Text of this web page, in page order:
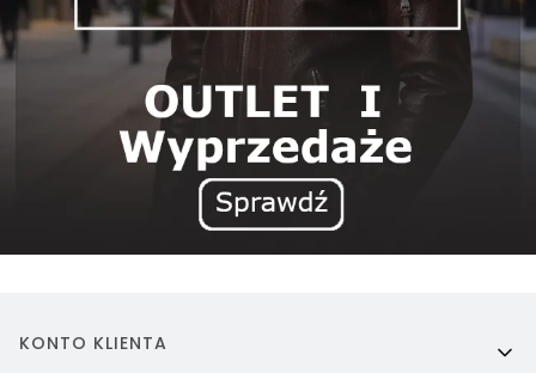
Linki w stopce
KONTO KLIENTA